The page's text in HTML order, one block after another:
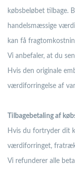
købsbeløbet tilbage.
handelsmæssige
kan få
Vi anbefaler, at du
Hvis den originale
værdiforringelse af
Tilbagebetaling af
Hvis du fortryder dit
værdiforringet,
Vi refunderer alle